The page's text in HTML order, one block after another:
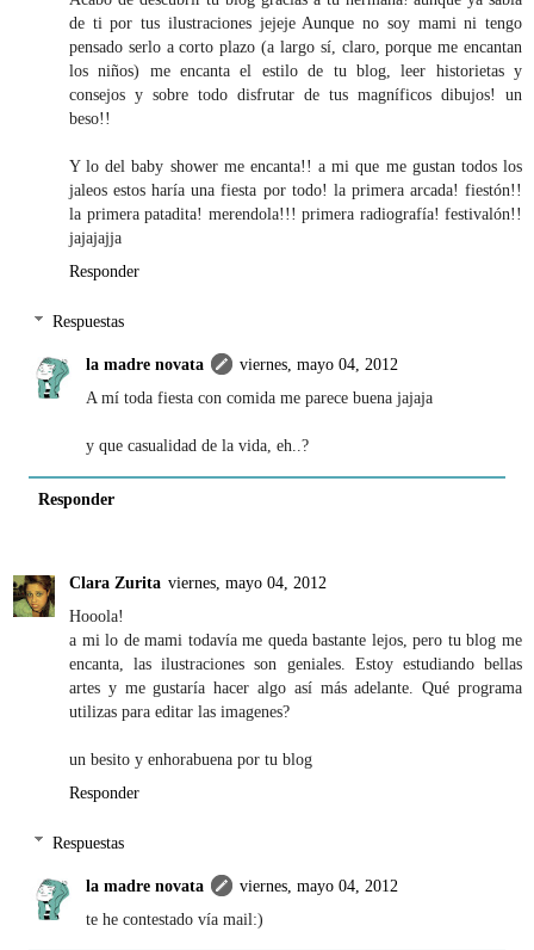
de ti por tus ilustraciones jejeje Aunque no soy mami ni tengo
pensado serlo a corto plazo (a largo sí, claro, porque me encantan
los niños) me encanta el estilo de tu blog, leer historietas y
consejos y sobre todo disfrutar de tus magníficos dibujos! un
beso!!
Y lo del baby shower me encanta!! a mi que me gustan todos los
jaleos estos haría una fiesta por todo! la primera arcada! fiestón!!
la primera patadita! merendola!!! primera radiografía! festivalón!!
jajajajja
Responder
Respuestas
la madre novata
viernes, mayo 04, 2012
A mí toda fiesta con comida me parece buena jajaja
y que casualidad de la vida, eh..?
Responder
Clara Zurita viernes, mayo 04, 2012
Hooola!
a mi lo de mami todavía me queda bastante lejos, pero tu blog me
encanta, las ilustraciones son geniales. Estoy estudiando bellas
artes y me gustaría hacer algo así más adelante. Qué programa
utilizas para editar las imagenes?
un besito y enhorabuena por tu blog
Responder
Respuestas
la madre novata
viernes, mayo 04, 2012
te he contestado vía mail:)